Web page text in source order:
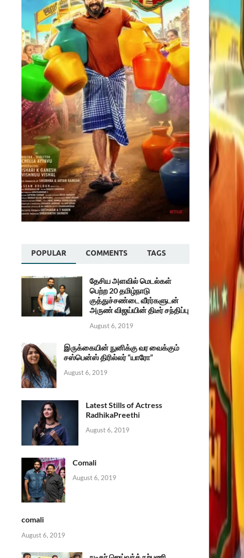
POPULAR COMMENTS TAGS
தேசிய அளவில் மெடல்கள்
பெற்ற 20 தமிழ்நாடு
குத்துச்சண்டை வீரர்களுடன்
அருண் விஜய்யின் திடீர் சந்திப்பு
August 6, 2019
இருக்கையின் நுனிக்கு வர வைக்கும்
சஸ்பென்ஸ் திரில்லர் “யாரோ”
August 6, 2019
Latest Stills of Actress
RadhikaPreethi
August 6, 2019
Comali
August 6, 2019
comali
August 6, 2019